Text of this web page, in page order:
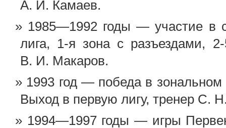
А. И. Камаев.
1985—1992 годы — участие в
лига, 1-я зона с разъездами,
В. И. Макаров.
1993 год — победа в зональном
Выход в первую лигу, тренер С.
1994—1997 годы — игры